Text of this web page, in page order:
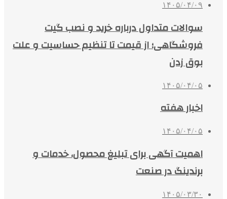
۱۴۰۵/۰۴/۰۹
سوالات متداول درباره خرید و نصب گیت
فروشگاهی؛ از قیمت تا تنظیم حساسیت و علت
بوق زدن
۱۴۰۵/۰۴/۰۵
اخبار هفته
۱۴۰۵/۰۴/۰۵
اهمیت آگهی برای تبلیغ محصول، خدمات و
برندینگ در صنعت
۱۴۰۵/۰۳/۳۰